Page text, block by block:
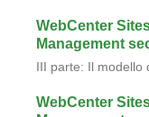
Privacy|Cookie